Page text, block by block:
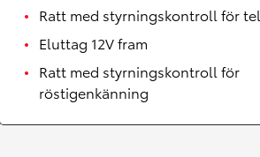
Ratt med styrningskontroll för
Eluttag 12V fram
Ratt med styrningskontroll för
röstigenkänning